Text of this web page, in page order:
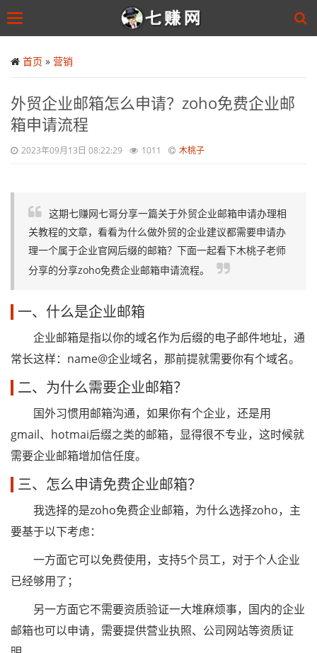
to
main
Toggle
首页 » 营销
外贸企业邮箱怎么申请？zoho免费企业邮
箱申请流程
2023年09月13日 08:22:29 1011 木桃子
这期七赚网七哥分享一篇关于外贸企业邮箱申请办理相
关教程的文章，看看为什么做外贸的企业建议都需要申请办
理一个属于企业官网后缀的邮箱？下面一起看下木桃子老师
分享的分享zoho免费企业邮箱申请流程。
一、什么是企业邮箱
企业邮箱是指以你的域名作为后缀的电子邮件地址，通
常长这样：name@企业域名，那前提就需要你有个域名。
二、为什么需要企业邮箱？
国外习惯用邮箱沟通，如果你有个企业，还是用
gmail、hotmai后缀之类的邮箱，显得很不专业，这时候就
需要企业邮箱增加信任度。
三、怎么申请免费企业邮箱？
我选择的是zoho免费企业邮箱，为什么选择zoho，主
要基于以下考虑：
一方面它可以免费使用，支持5个员工，对于个人企业
已经够用了；
另一方面它不需要资质验证一大堆麻烦事，国内的企业
邮箱也可以申请，需要提供营业执照、公司网站等资质证